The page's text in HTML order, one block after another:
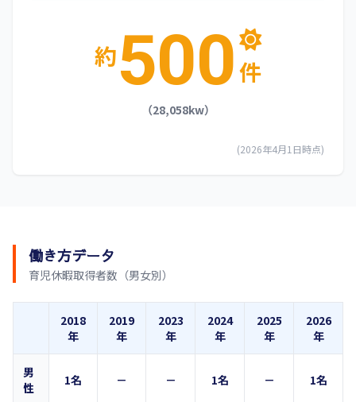
約500件
（28,058kw）
(2026年4月1日時点)
働き方データ
育児休暇取得者数（男女別）
2018
年
2019
年
2023
年
2024
年
2025
年
2026
年
男
性
1名 － － 1名 － 1名